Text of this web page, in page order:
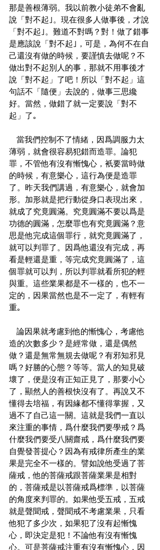
那是善根薄弱。我以前教小徒弟不會亂
說「對不起｣。現在很多人做事後，才說
「對不起｣。難道不對嗎？對！做了錯事
是應該說「對不起｣，可是，為何不在自
己還沒有做的時候，要謹慎去做呢？不
做出對不起別人的事，那就不用事後才
說「對不起」了吧！所以「對不起」這
句話不「隨便」去說的，做事三思纔
好。當然，做錯了就一定要說「對不
起」了｡
當我們控制不了情緒，因爲調服力太
薄弱，就會很容易犯錯而造罪。論犯
罪，不管他有沒有慚愧心，衹要當時做
的時候，有意樂心，這行為便是造罪
了。昨天我們講過，有意樂心，就會加
形。加形就是把行動從身口表現出來，
就成了究竟圓滿。究竟圓滿不要以爲是
功德的圓滿，怎麼罪也有究竟圓滿？意
思是他完成這個罪行，就究竟圓滿了，
就可以判罪了。因爲他還沒有完成，再
看是輕還是重，等完成究竟圓滿了，這
個罪就可以判，所以判罪就看所犯的輕
與重。這些業果都是不一樣的，也不一
定的，因果當然也是不一定了，有輕有
重｡
論因果就考慮到他的慚愧心，考慮他
造的次數多少？是經常做，還是偶然
做？還是無常無規去做呢？有邪知邪見
嗎？好勝的心態？等等。當人的知見破
壞了，便是沒有正知正見了，那要小心
了，顯然人的善根快沒有了。再說又不
懂得去培福，有因緣都不懂得掌握，又
過不了自己這一關。這就是我們一直以
來注重的事情，爲什麼我們要學戒？爲
什麼我們要受八關齋戒，爲什麼我們要
自覺發菩提心？因為有戒律所產生的業
果是完全不一樣的。譬如說他受過了菩
薩戒，他的菩薩戒跟菩薩業果是相對
的，菩薩戒是以菩薩戒爲標準，以菩薩
的角度來判罪的。如果他受五戒，五戒
就是聲聞戒，聲聞戒不考慮業果，只看
他犯了多少次，如果犯了沒有起慚愧
心，即決定是犯！不論他有沒有慚愧
心。可是菩薩戒注重有沒有慚愧心，因